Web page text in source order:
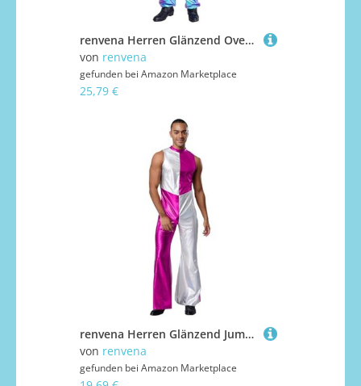
renvena Herren Glänzend Overall Jumpsuit Ärmellos Einteiler Raumfahrer Anzug Astronaut Weltraumfahrer Kostüm Halloween Karneval Kostüm Blau M
von renvena
gefunden bei Amazon Marketplace
25,79 €
renvena Herren Glänzend Jumpsuit Einteiler Body Ärmellos Farbblock Overall Schlager Hippe Disco Kostüm Halloween Fasching Karneval Hot Pink M
von renvena
gefunden bei Amazon Marketplace